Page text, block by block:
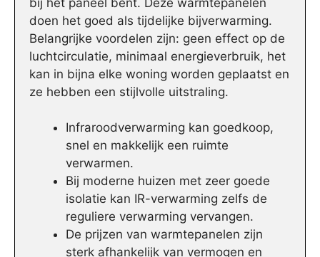
doen het goed als tijdelijke bijverwarming.
Belangrijke voordelen zijn: geen effect op de
luchtcirculatie, minimaal energieverbruik, het
kan in bijna elke woning worden geplaatst en
ze hebben een stijlvolle uitstraling.
Infraroodverwarming kan goedkoop,
snel en makkelijk een ruimte
verwarmen.
Bij moderne huizen met zeer goede
isolatie kan IR-verwarming zelfs de
reguliere verwarming vervangen.
De prijzen van warmtepanelen zijn
sterk afhankelijk van vermogen en